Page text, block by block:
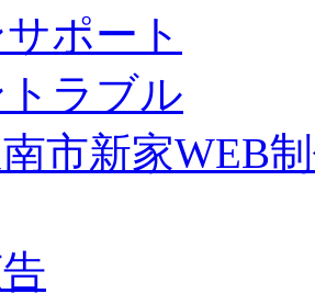
ポート
ラブル
市新家WEB